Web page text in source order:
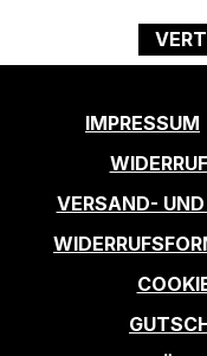
IMPRESSUM
VERSAND-